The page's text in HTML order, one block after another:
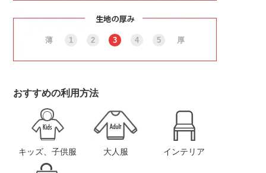
薄 1 2 3 4 5 厚
おすすめの利用方法
キッズ、子供服 大人服 インテリア